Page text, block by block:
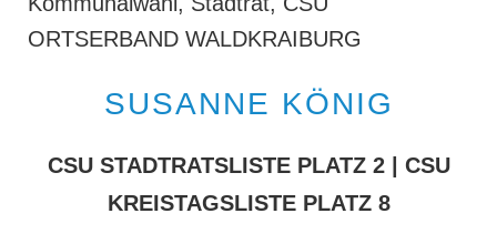
SUSANNE KÖNIG
CSU STADTRATSLISTE PLATZ 2 | CSU
KREISTAGSLISTE PLATZ 8